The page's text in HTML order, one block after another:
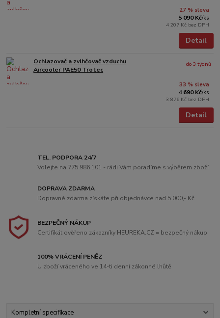
27 % sleva
5 090 Kč/ks
4 207 Kč bez DPH
Detail
Ochlazovač a zvlhčovač vzduchu
Aircooler PAE50 Trotec
33 % sleva
4 690 Kč/ks
3 876 Kč bez DPH
do 3 týdnů
Detail
TEL. PODPORA 24/7
Volejte na 775 986 101 - rádi Vám poradíme s výběrem zboží
DOPRAVA ZDARMA
Dopravné zdarma získáte při objednávce nad 5.000,- Kč
BEZPEČNÝ NÁKUP
Certifikát ověřeno zákazníky HEUREKA.CZ = bezpečný nákup
100% VRÁCENÍ PENĚZ
U zboží vráceného ve 14-ti denní zákonné lhůtě
Kompletní specifikace